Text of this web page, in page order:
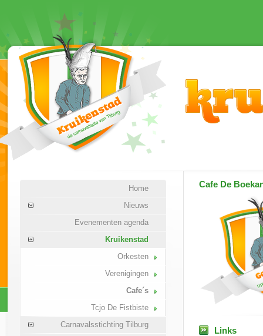
Home
Nieuws
Evenementen agenda
Kruikenstad
Orkesten
Verenigingen
Cafe´s
Tcjo De Fistbiste
Carnavalsstichting Tilburg
Cafe De
Links